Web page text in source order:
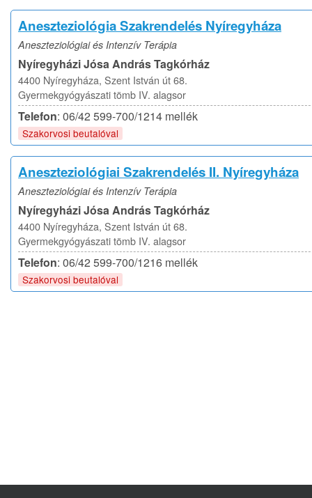
Aneszteziológia Szakrendelés Nyíregyháza
Aneszteziológiai és Intenzív Terápia
Nyíregyházi Jósa András Tagkórház
4400 Nyíregyháza, Szent István út 68.
Gyermekgyógyászati tömb IV. alagsor
Telefon: 06/42 599-700/1214 mellék
Szakorvosi beutalóval
Aneszteziológiai Szakrendelés II. Nyíregyháza
Aneszteziológiai és Intenzív Terápia
Nyíregyházi Jósa András Tagkórház
4400 Nyíregyháza, Szent István út 68.
Gyermekgyógyászati tömb IV. alagsor
Telefon: 06/42 599-700/1216 mellék
Szakorvosi beutalóval